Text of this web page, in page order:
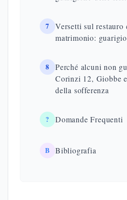
7
Versetti sul restauro
matrimonio:
8
Perché alcuni non
Corinzi 12, Giobbe
della sofferenza
? Domande Frequenti
B Bibliografia